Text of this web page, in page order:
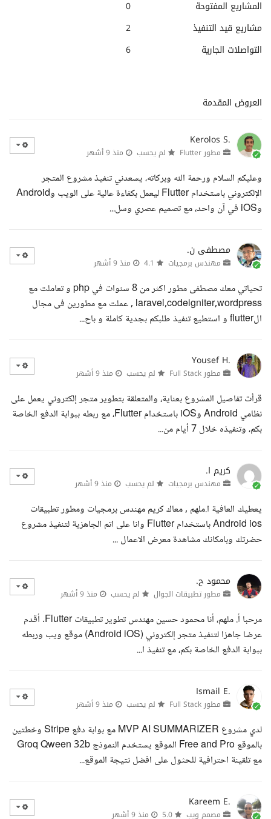
المشاريع المفتوحة
0
مشاريع قيد التنفيذ
2
التواصلات الجارية
6
العروض المقدمة
Kerolos S.
مطور Flutter لم يحسب منذ 9 أشهر
وعليكم السلام ورحمة الله وبركاته، يسعدني تنفيذ مشروع المتجر
الإلكتروني باستخدام Flutter ليعمل بكفاءة عالية على الويب وAndroid
وiOS في آن واحد، مع تصميم عصري وسل...
مصطفى ن.
مهندس برمجيات منذ 9 أشهر
تحياتي معك مصطفى مطور اكثر من 8 سنوات في php و تعاملت مع
laravel,codeigniter,wordpress , عملت مع مطورين فى مجال
الflutter و استطيع تنفيذ طلبكم بجدية كاملة و باح...
Yousef H.
مطور Full Stack لم يحسب منذ 9 أشهر
قرأت تفاصيل المشروع بعناية، والمتعلقة بتطوير متجر إلكتروني يعمل على
نظامي Android وiOS باستخدام Flutter، مع ربطه ببوابة الدفع الخاصة
بكم، وتنفيذه خلال 7 أيام من...
كريم ا.
مهندس برمجيات لم يحسب منذ 9 أشهر
يعطيك العافية ا.ملهم , معاك كريم مهندس برمجيات ومطور تطبيقات
Android ios باستخدام Flutter وانا على اتم الجاهزية لتنفيذ مشروع
حضرتك وبامكانك مشاهدة معرض الاعمال ...
محمود ح.
مطور تطبيقات الجوال لم يحسب منذ 9 أشهر
مرحبا أ. ملهم، أنا محمود حسين مهندس تطوير تطبيقات Flutter. أقدم
عرضا جاهزا لتنفيذ متجر إلكتروني (Android iOS) موقع ويب وربطه
ببوابة الدفع الخاصة بكم، مع تنفيذ ا...
Ismail E.
مطور Full Stack لم يحسب منذ 9 أشهر
لدي مشروع MVP AI SUMMARIZER مع بوابة دفع Stripe وخطتين
بالموقع Free and Pro الموقع يستخدم النموذج Groq Qween 32b
مع تلقينة احترافية للحثول على افضل نتيجة الموقع...
Kareem E.
مصمم ويب منذ 9 أشهر